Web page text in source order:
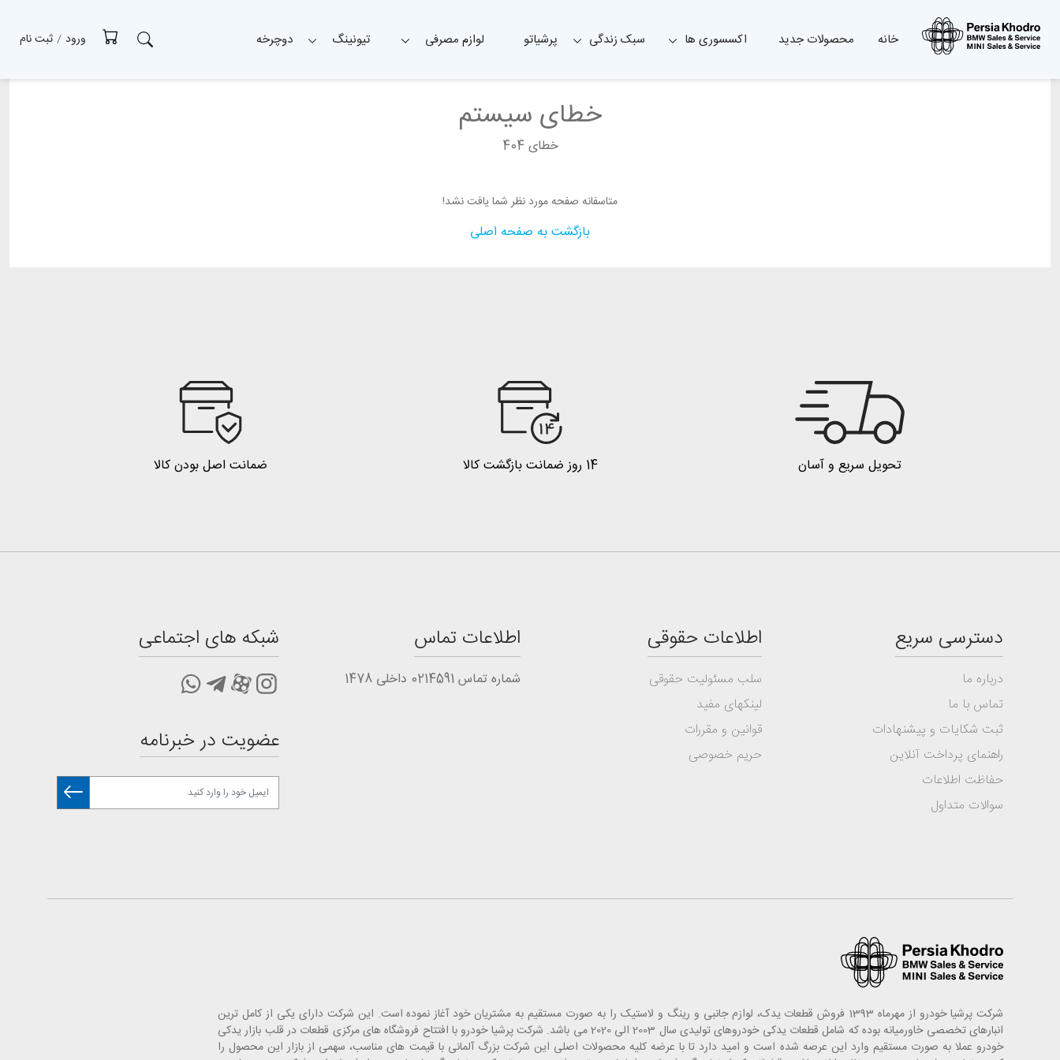
خانه محصولات جدید اکسسوری ها سبک زندگی پرشیاتو لوازم مصرفی تیونینگ دوچرخه ورود / ثبت نام
خطای سیستم
خطای 404
متاسفانه صفحه مورد نظر شما یافت نشد!
بازگشت به صفحه اصلی
تحویل سریع و آسان 14 روز ضمانت بازگشت کالا ضمانت اصل بودن کالا
دسترسی سریع
درباره ما
تماس با ما
ثبت شکایات و پیشنهادات
راهنمای پرداخت آنلاین
حفاظت اطلاعات
سوالات متداول
اطلاعات حقوقی
سلب مسئولیت حقوقی
لینکهای مفید
قوانین و مقررات
حریم خصوصی
اطلاعات تماس
شماره تماس 0214591 داخلی 1478
شبکه های اجتماعی
عضویت در خبرنامه
شرکت پرشیا خودرو از مهرماه 1393 فروش قطعات یدک، لوازم جانبی و رینگ و لاستیک را به صورت مستقیم به مشتریان خود آغاز نموده است. این شرکت دارای یکی از کامل ترین
انبارهای تخصصی خاورمیانه بوده که شامل قطعات یدکی خودروهای تولیدی سال 2003 الی 2020 می باشد. شرکت پرشیا خودرو با افتتاح فروشگاه های مرکزی قطعات در قلب بازار یدکی
خودرو عملا به صورت مستقیم وارد این عرصه شده است و امید دارد تا با عرضه کلیه محصولات اصلی این شرکت بزرگ آلمانی با قیمت های مناسب، سهمی از بازار این محصول را